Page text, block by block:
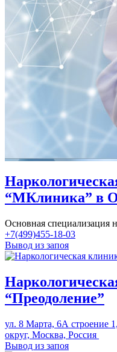
“МКлиника” в
Основная специализация
+7(499)455-18-03
Вывод из запоя
“Преодоление”
ул. 8 Марта, 6А строение
округ, Москва, Россия
Вывод из запоя